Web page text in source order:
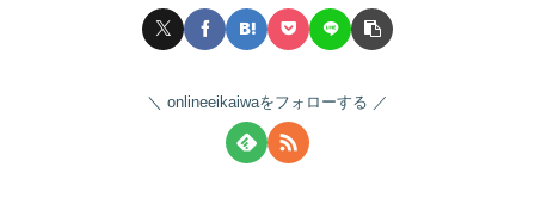
onlineeikaiwaをフォローする